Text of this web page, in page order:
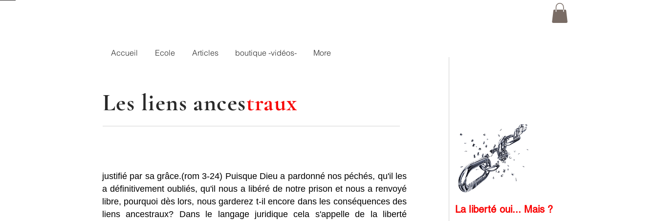
Accueil Ecole Articles boutique -vidéos- More
Les liens ancestraux
justifié par sa grâce.(rom 3-24) Puisque Dieu a pardonné nos péchés, qu'il les
a définitivement oubliés, qu'il nous a libéré de notre prison et nous a renvoyé
libre, pourquoi dès lors, nous garderez t-il encore dans les conséquences des
liens ancestraux? Dans le langage juridique cela s'appelle de la liberté
La liberté oui... Mais ?